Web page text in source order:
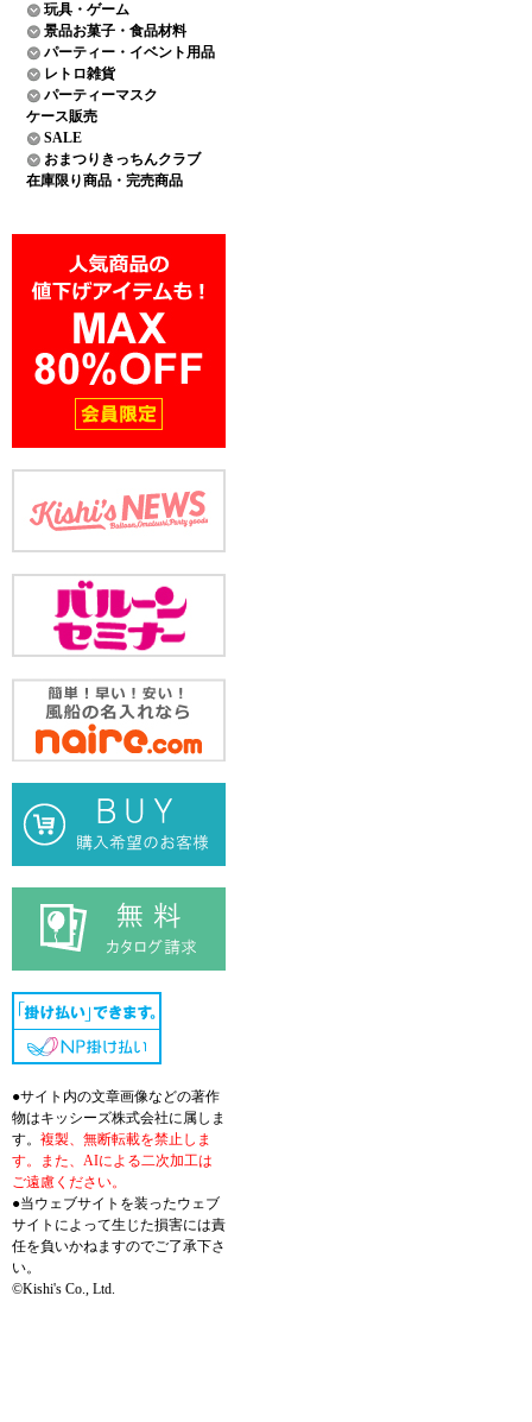
玩具・ゲーム
景品お菓子・食品材料
パーティー・イベント用品
レトロ雑貨
パーティーマスク
ケース販売
SALE
おまつりきっちんクラブ
在庫限り商品・完売商品
●サイト内の文章画像などの著作
物はキッシーズ株式会社に属しま
す。 複製、無断転載を禁止しま
す。また、AIによる二次加工は
ご遠慮ください。
●当ウェブサイトを装ったウェブ
サイトによって生じた損害には責
任を負いかねますのでご了承下さ
い。
©Kishi's Co., Ltd.